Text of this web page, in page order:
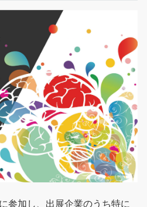
参加し、出展企業のうち特に